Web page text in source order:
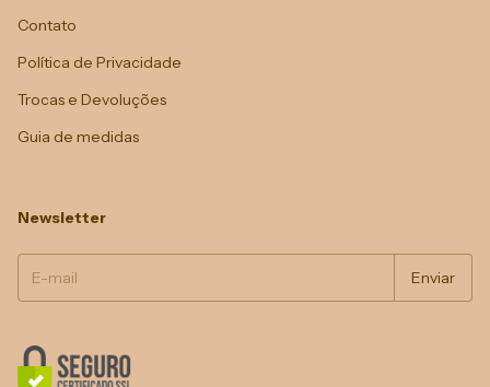
Contato
Política de Privacidade
Trocas e Devoluções
Guia de medidas
Newsletter